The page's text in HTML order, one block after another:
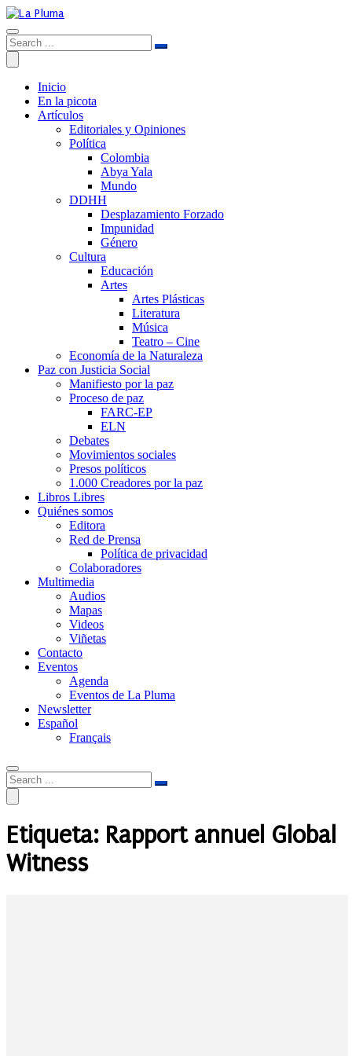
Inicio
En la picota
Artículos
Editoriales y Opiniones
Política
Colombia
Abya Yala
Mundo
DDHH
Desplazamiento Forzado
Impunidad
Género
Cultura
Educación
Artes
Artes Plásticas
Literatura
Música
Teatro – Cine
Economía de la Naturaleza
Paz con Justicia Social
Manifiesto por la paz
Proceso de paz
FARC-EP
ELN
Debates
Movimientos sociales
Presos políticos
1.000 Creadores por la paz
Libros Libres
Quiénes somos
Editora
Red de Prensa
Política de privacidad
Colaboradores
Multimedia
Audios
Mapas
Videos
Viñetas
Contacto
Eventos
Agenda
Eventos de La Pluma
Newsletter
Español
Français
Etiqueta: Rapport annuel Global
Witness